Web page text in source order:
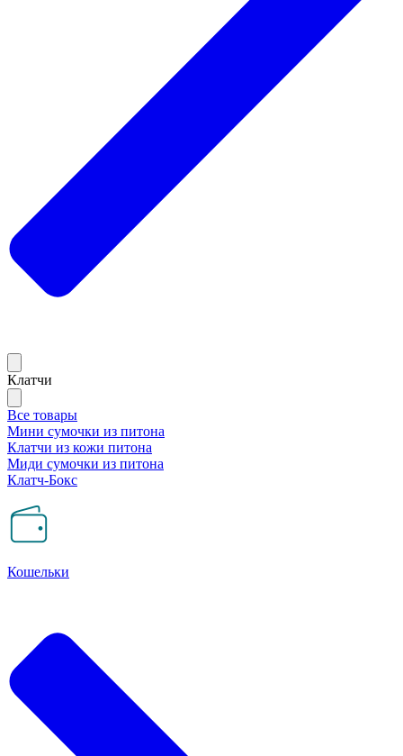
Клатчи
Все товары
Мини сумочки из питона
Клатчи из кожи питона
Миди сумочки из питона
Клатч-Бокс
Кошельки